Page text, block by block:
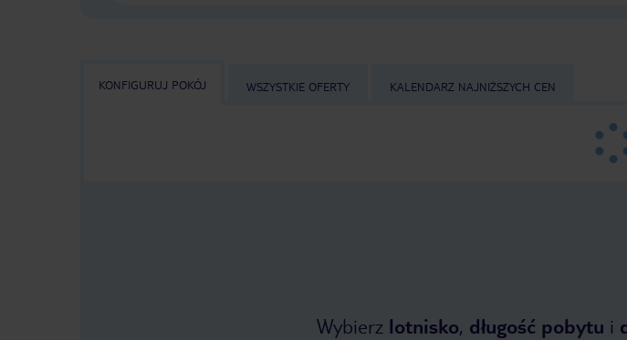
KONFIGURUJ POKÓJ WSZYSTKIE OFERTY KALENDARZ NAJNIŻSZYCH CEN
Wybierz lotnisko, długość pobytu i